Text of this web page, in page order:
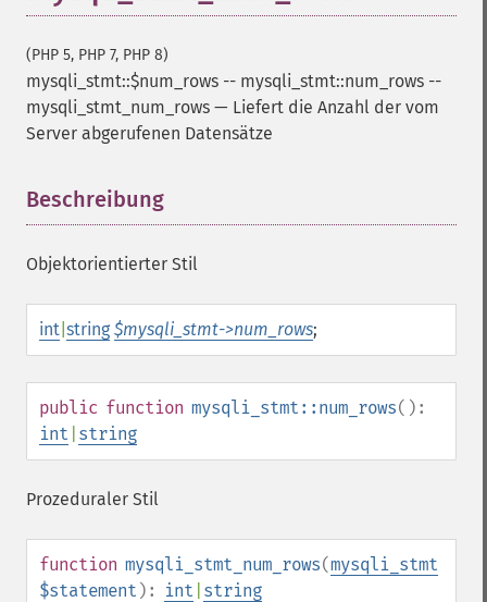
(PHP 5, PHP 7, PHP 8)
mysqli_stmt::$num_rows -- mysqli_stmt::num_rows --
mysqli_stmt_num_rows — Liefert die Anzahl der vom
Server abgerufenen Datensätze
Beschreibung
Objektorientierter Stil
int string $mysqli_stmt->num_rows;
public function mysqli_stmt::num_rows():
int string
Prozeduraler Stil
function mysqli_stmt_num_rows(mysqli_stmt
$statement ): int string